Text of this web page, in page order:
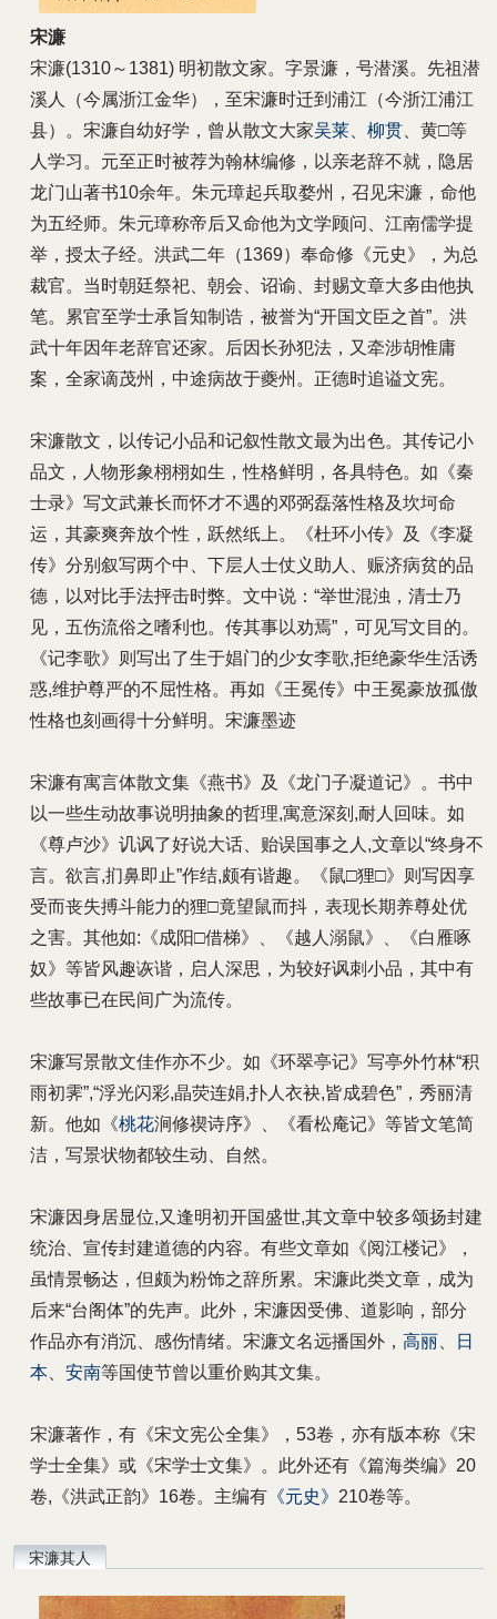
宋濂
宋濂(1310～1381) 明初散文家。字景濂，号潜溪。先祖潜
溪人（今属浙江金华），至宋濂时迁到浦江（今浙江浦江
县）。宋濂自幼好学，曾从散文大家吴莱 柳贯 、黄□等
人学习。元至正时被荐为翰林编修，以亲老辞不就，隐居
龙门山著书10余年。朱元璋起兵取婺州，召见宋濂，命他
为五经师。朱元璋称帝后又命他为文学顾问、江南儒学提
举，授太子经。洪武二年（1369）奉命修《元史》，为总
裁官。当时朝廷祭祀、朝会、诏谕、封赐文章大多由他执
笔。累官至学士承旨知制诰，被誉为“开国文臣之首”。洪
武十年因年老辞官还家。后因长孙犯法，又牵涉胡惟庸
案，全家谪茂州，中途病故于夔州。正德时追谥文宪。
宋濂散文，以传记小品和记叙性散文最为出色。其传记小
品文，人物形象栩栩如生，性格鲜明，各具特色。如《秦
士录》写文武兼长而怀才不遇的邓弼磊落性格及坎坷命
运，其豪爽奔放个性，跃然纸上。《杜环小传》及《李凝
传》分别叙写两个中、下层人士仗义助人、赈济病贫的品
德，以对比手法抨击时弊。文中说：“举世混浊，清士乃
见，五伤流俗之嗜利也。传其事以劝焉”，可见写文目的。
《记李歌》则写出了生于娼门的少女李歌,拒绝豪华生活诱
惑,维护尊严的不屈性格。再如《王冕传》中王冕豪放孤傲
性格也刻画得十分鲜明。宋濂墨迹
宋濂有寓言体散文集《燕书》及《龙门子凝道记》。书中
以一些生动故事说明抽象的哲理,寓意深刻,耐人回味。如
《尊卢沙》讥讽了好说大话、贻误国事之人,文章以“终身不
言。欲言,扪鼻即止”作结,颇有谐趣。《鼠□狸□》则写因享
受而丧失搏斗能力的狸□竟望鼠而抖，表现长期养尊处优
之害。其他如:《成阳□借梯》、《越人溺鼠》、《白雁啄
奴》等皆风趣诙谐，启人深思，为较好讽刺小品，其中有
些故事已在民间广为流传。
宋濂写景散文佳作亦不少。如《环翠亭记》写亭外竹林“积
雨初霁”,“浮光闪彩,晶荧连娟,扑人衣袂,皆成碧色”，秀丽清
新。他如《桃花涧修禊诗序》、《看松庵记》等皆文笔简
洁，写景状物都较生动、自然。
宋濂因身居显位,又逢明初开国盛世,其文章中较多颂扬封建
统治、宣传封建道德的内容。有些文章如《阅江楼记》，
虽情景畅达，但颇为粉饰之辞所累。宋濂此类文章，成为
后来“台阁体”的先声。此外，宋濂因受佛、道影响，部分
作品亦有消沉、感伤情绪。宋濂文名远播国外， 高丽
日
本
安南等国使节曾以重价购其文集。
宋濂著作，有《宋文宪公全集》，53卷，亦有版本称《宋
学士全集》或《宋学士文集》。此外还有《篇海类编》20
卷,《洪武正韵》16卷。主编有 《元史》 210卷等。
宋濂其人